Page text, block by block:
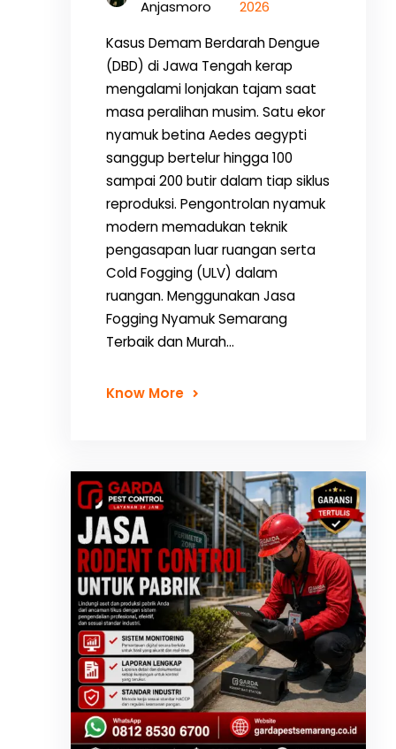
Anjasmoro
2026
Kasus Demam Berdarah Dengue
(DBD) di Jawa Tengah kerap
mengalami lonjakan tajam saat
masa peralihan musim. Satu ekor
nyamuk betina Aedes aegypti
sanggup bertelur hingga 100
sampai 200 butir dalam tiap siklus
reproduksi. Pengontrolan nyamuk
modern memadukan teknik
pengasapan luar ruangan serta
Cold Fogging (ULV) dalam
ruangan. Menggunakan Jasa
Fogging Nyamuk Semarang
Terbaik dan Murah…
Know More